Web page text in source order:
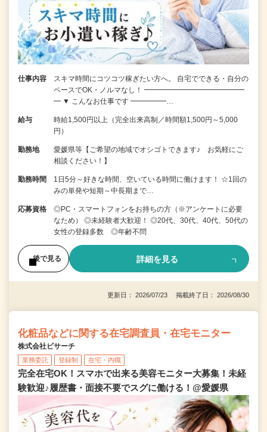
仕事内容
スキマ時間にコツコツ稼ぎたい方へ。 自宅でできる・自分の
ペースでOK・ノルマなし！ ━━━━━━━━━━━━━━
━ ▼ こんなお仕事です ━━━━━…
給与
時給1,500円以上（完全出来高制／時間額1,500円～5,000
円）
勤務地
愛媛県等【ご希望の地域でオシゴトできます♪ お気軽にご
相談ください！】
勤務時間
1日5分～好きな時間、空いている時間に働けます！ ☆1回の
みの単発や短期～中長期まで…
応募資格
◎PC・スマートフォンをお持ちの方（※アンケートに必要
なため） ◎未経験者大歓迎！ ◎20代、30代、40代、50代の
女性の登録多数 ◎年齢不問
後で見る 詳細を見る
更新日： 2026/07/23 掲載終了日： 2026/08/30
化粧品などに関する在宅調査員・在宅モニター
株式会社ビサーチ
業務委託 登録制 在宅・内職
完全在宅OK！スマホで出来る美容モニター大募集！未経
験歓迎♪履歴書・面接不要でスグに働ける！@愛媛県